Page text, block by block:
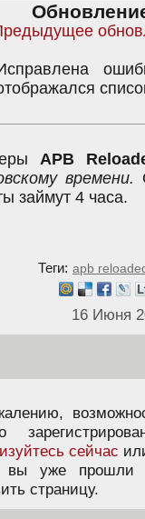
APB
времени.
займут 4 часа.
Теги: apb
16 Июня
сейчас
уже прошли
страницу.